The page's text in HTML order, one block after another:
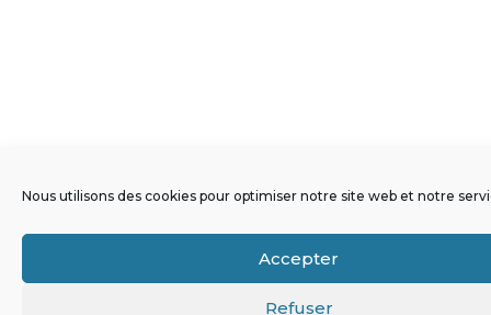
Nous utilisons des cookies pour optimiser notre site web et notre
Accepter
Refuser